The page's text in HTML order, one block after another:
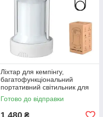
Ліхтар для кемпінгу,
багатофункціональний
портативний світильник для
дому, намету та ін. Білий
Готово до відправки